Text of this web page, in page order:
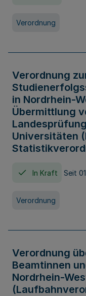
Verordnung
Verordnung
in Nordrhein-
Übermittlung
Universitäten
In Kraft Seit
Verordnung
Verordnung
Beamtinnen
Nordrhein-